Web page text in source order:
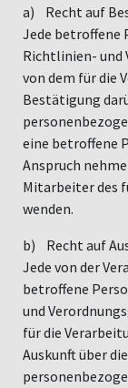
a) Recht auf
Jede betroffene
Richtlinien- und
von dem für die
Bestätigung
eine betroffene
Anspruch
Mitarbeiter des
wenden.
b) Recht auf
Jede von der
betroffene
und
für die
Auskunft über